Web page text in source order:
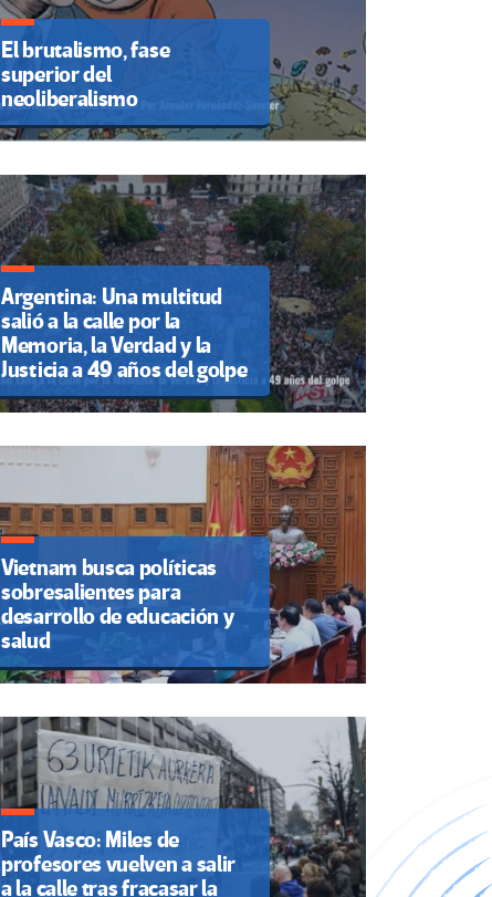
El brutalismo, fase
superior del
neoliberalismo
Argentina: Una multitud
salió a la calle por la
Memoria, la Verdad y la
Justicia a 49 años del golpe
Vietnam busca políticas
sobresalientes para
desarrollo de educación y
salud
País Vasco: Miles de
profesores vuelven a salir
a la calle tras fracasar la